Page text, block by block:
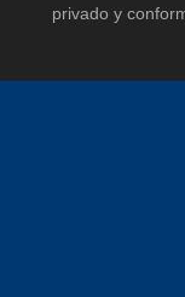
privado y